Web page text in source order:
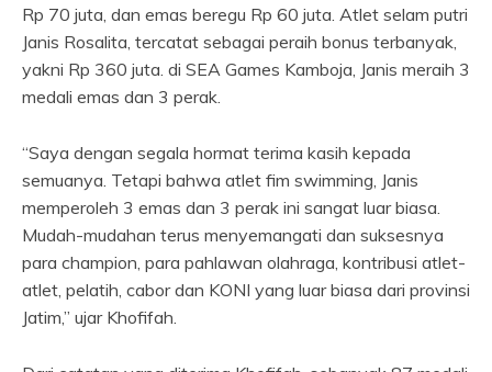
Rp 70 juta, dan emas beregu Rp 60 juta. Atlet selam putri
Janis Rosalita, tercatat sebagai peraih bonus terbanyak,
yakni Rp 360 juta. di SEA Games Kamboja, Janis meraih 3
medali emas dan 3 perak.
“Saya dengan segala hormat terima kasih kepada
semuanya. Tetapi bahwa atlet fim swimming, Janis
memperoleh 3 emas dan 3 perak ini sangat luar biasa.
Mudah-mudahan terus menyemangati dan suksesnya
para champion, para pahlawan olahraga, kontribusi atlet-
atlet, pelatih, cabor dan KONI yang luar biasa dari provinsi
Jatim,” ujar Khofifah.